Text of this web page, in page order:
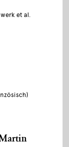
et al.